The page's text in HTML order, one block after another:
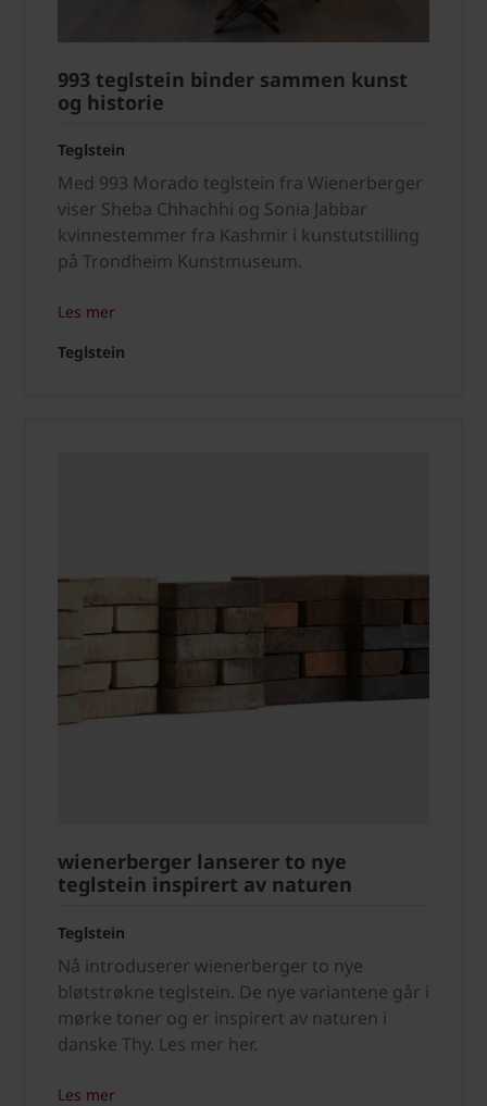
993 teglstein binder sammen kunst
og historie
Teglstein
Med 993 Morado teglstein fra Wienerberger
viser Sheba Chhachhi og Sonia Jabbar
kvinnestemmer fra Kashmir i kunstutstilling
på Trondheim Kunstmuseum.
Les mer
Teglstein
wienerberger lanserer to nye
teglstein inspirert av naturen
Teglstein
Nå introduserer wienerberger to nye
bløtstrøkne teglstein. De nye variantene går i
mørke toner og er inspirert av naturen i
danske Thy. Les mer her.
Les mer